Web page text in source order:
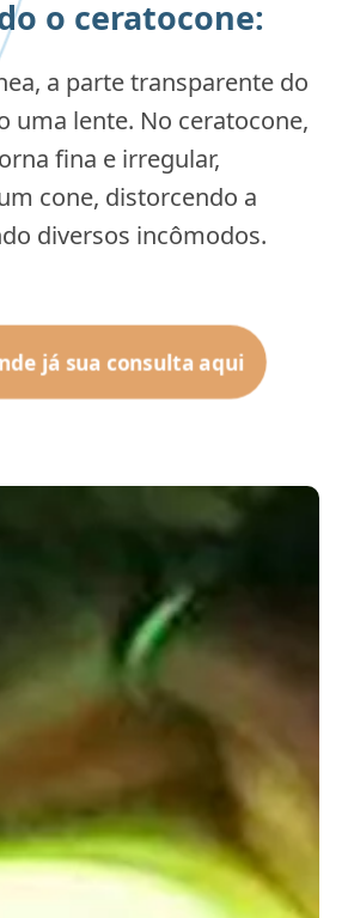
o ceratocone:
a parte transparente do
uma lente. No ceratocone,
fina e irregular,
cone, distorcendo a
diversos incômodos.
já sua consulta aqui